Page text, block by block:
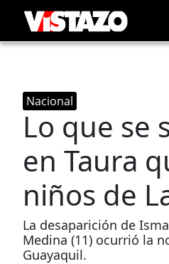
Nacional
Lo que se
en Taura
niños de
La desaparición de
Medina (11) ocurrió la
Guayaquil.